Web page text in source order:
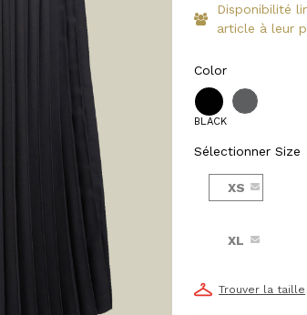
Disponibilité
article à leur
Color
BLACK
Sélectionner Size
XS
XL
Trouver la taille